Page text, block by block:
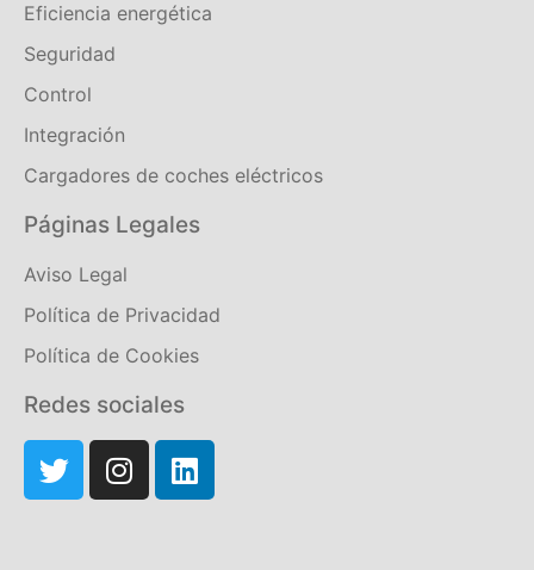
Eficiencia energética
Seguridad
Control
Integración
Cargadores de coches eléctricos
Páginas Legales
Aviso Legal
Política de Privacidad
Política de Cookies
Redes sociales